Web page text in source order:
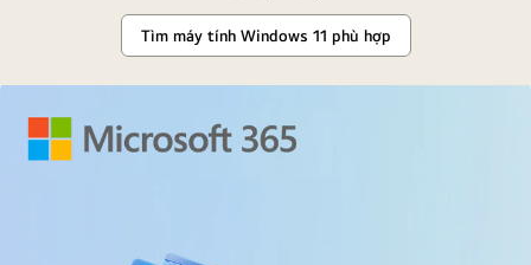
Tìm máy tính Windows 11 phù hợp